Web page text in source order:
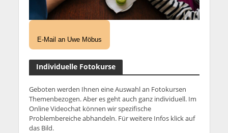
E-Mail an Uwe Möbus
Individuelle Fotokurse
Geboten werden Ihnen eine Auswahl an Fotokursen
Themenbezogen. Aber es geht auch ganz individuell. Im
Online Videochat können wir spezifische
Problembereiche abhandeln. Für weitere Infos klick auf
das Bild.